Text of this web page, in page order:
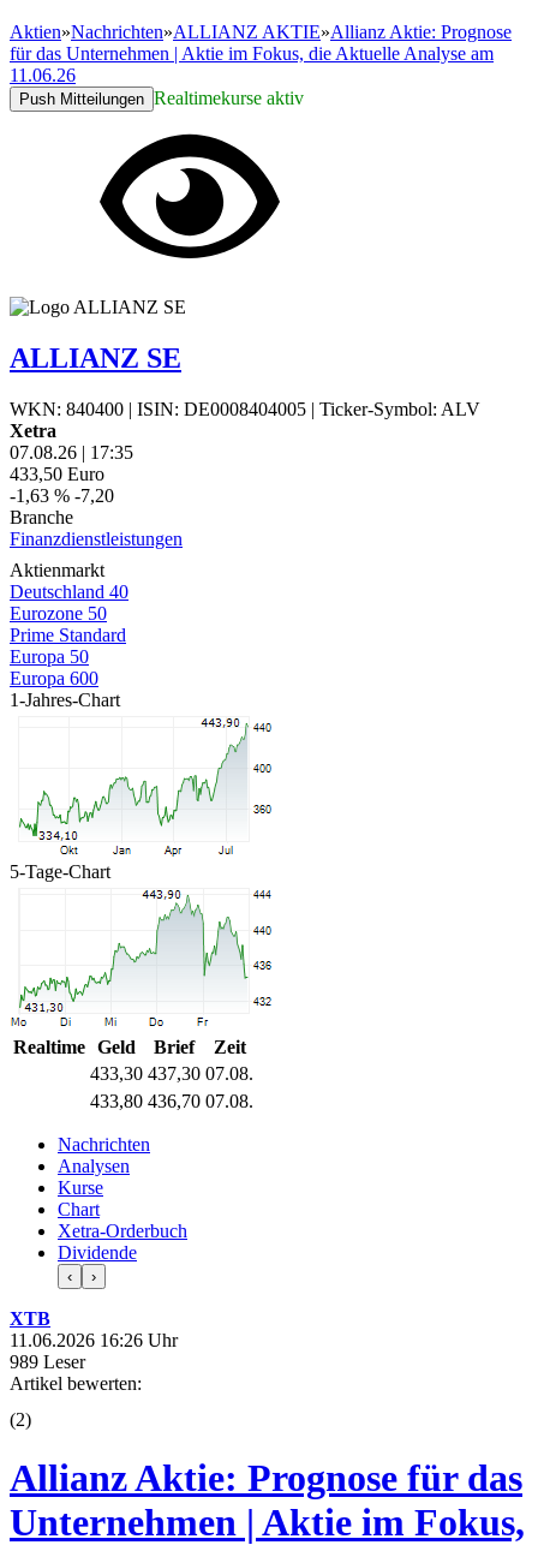
Aktien»Nachrichten»ALLIANZ AKTIE»Allianz Aktie: Prognose
für das Unternehmen | Aktie im Fokus, die Aktuelle Analyse am
11.06.26
Push Mitteilungen Realtimekurse aktiv
ALLIANZ SE
WKN: 840400 | ISIN: DE0008404005 | Ticker-Symbol: ALV
Xetra
07.08.26 | 17:35
433,50 Euro
-1,63 % -7,20
Branche
Finanzdienstleistungen
Aktienmarkt
Deutschland 40
Eurozone 50
Prime Standard
Europa 50
Europa 600
1-Jahres-Chart
5-Tage-Chart
Realtime Geld Brief
Zeit
433,30 437,30 07.08.
433,80 436,70 07.08.
Nachrichten
Analysen
Kurse
Chart
Xetra-Orderbuch
Dividende
‹ ›
XTB
11.06.2026 16:26 Uhr
989 Leser
Artikel bewerten:
(2)
Allianz Aktie: Prognose für das
Unternehmen | Aktie im Fokus,